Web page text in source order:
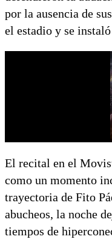
por la ausencia de
el estadio y se
El recital en el
como un momento
trayectoria de Fito
abucheos, la noche
tiempos de